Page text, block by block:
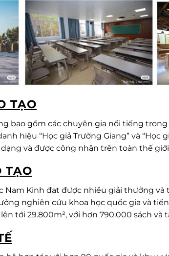
TẠO
bao gồm các chuyên gia nổi tiếng
hiệu “Học giả Trường Giang” và “Học
và được công nhận trên toàn thế
TẠO
Nam Kinh đạt được nhiều giải thưởng
nghiên cứu khoa học quốc gia và
tới 29.800m², với hơn 790.000 sách và